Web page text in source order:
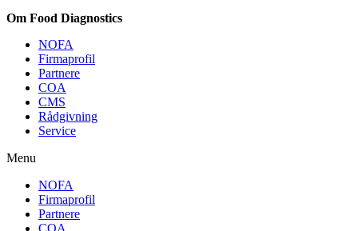
Om Food Diagnostics
NOFA
Firmaprofil
Partnere
COA
CMS
Rådgivning
Service
Menu
NOFA
Firmaprofil
Partnere